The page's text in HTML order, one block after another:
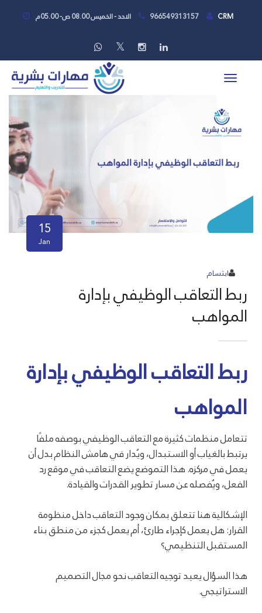
الاحد - الخميس 08.00 ص- 05.00م 966549313157 CRM
15
Jan
ابتسام
ربط التعاقب الوظيفي بإدارة
المواهب
ربط التعاقب الوظيفي بإدارة
المواهب
تتعامل منظمات كثيرة مع التعاقب الوظيفي بوصفه ملفًا
يرتبط بالغياب أو الاستبدال، ويُدار في هامش النظام بدل أن
يعمل في مركزه. هذا التموضع يضع التعاقب في موقع رد
الفعل، ويُفصله عن مسار تطوير القدرات والقيادة.
الإشكالية هنا تتعلق بمكان وجود التعاقب داخل منظومة
القرار: هل يعمل كإجراء طارئ، أم يعمل كجزء من منطق بناء
المستقبل التنظيمي؟
هذا السؤال يعيد توجيه التعاقب نحو مجال التصميم
الاستراتيجي.